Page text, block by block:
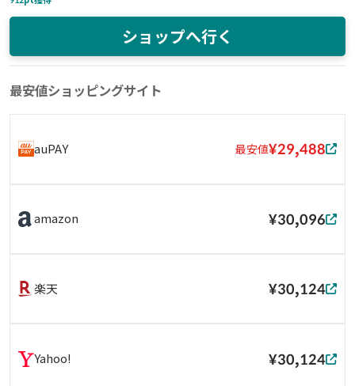
ショップへ行く
最安値ショッピングサイト
auPAY 最安値¥29,488
amazon ¥30,096
楽天 ¥30,124
Yahoo! ¥30,124